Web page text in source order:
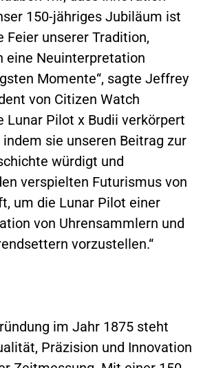
150-jähriges Jubiläum ist
Feier unserer Tradition,
eine Neuinterpretation
Momente“, sagte Jeffrey
von Citizen Watch
Lunar Pilot x Budii verkörpert
indem sie unseren Beitrag zur
würdigt und
verspielten Futurismus von
um die Lunar Pilot einer
von Uhrensammlern und
vorzustellen.“
im Jahr 1875 steht
Präzision und Innovation